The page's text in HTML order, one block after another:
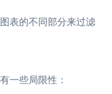
表的不同部分来过滤
一些局限性：